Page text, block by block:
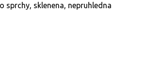
sprchy, sklenena, nepruhledna